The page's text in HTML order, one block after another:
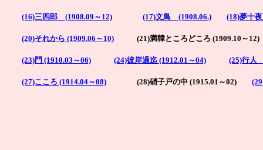
(16)三四郎 (1908.09～12) (17)文鳥 (1908.06.) (18)夢十
(20)それから (1909.06～10) (21)満韓ところどころ (1909.10
(23)門 (1910.03～06) (24)彼岸過迄 (1912.01～04) (25)行人
(27)こころ (1914.04～08) (28)硝子戸の中 (1915.01～02)